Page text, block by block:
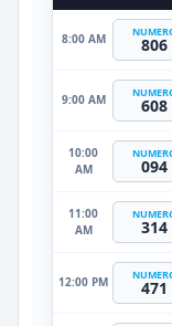
8:00 AM 806
9:00 AM 608
10:00
AM
094
11:00
AM
314
12:00 PM 471